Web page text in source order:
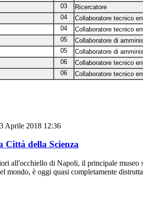
03
Ricercatore
04
Collaboratore tecnico
04
Collaboratore tecnico
05
Collaboratore di
05
Collaboratore di
06
Collaboratore tecnico
06 Collaboratore tecnico
Aprile 2018 12:36
Città della Scienza
all'occhiello di Napoli, il principale
mondo, è oggi quasi completamente